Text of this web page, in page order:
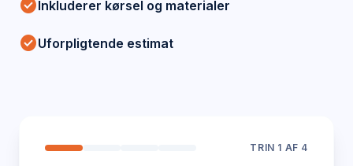
check_circleInkluderer kørsel og materialer
check_circleUforpligtende estimat
TRIN 1 AF 4